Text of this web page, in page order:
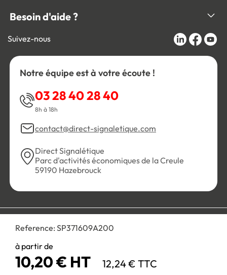
Reference: SP371609A200
à partir de
10,20 € HT 12,24 € TTC
Besoin d'aide ?
Suivez-nous
Notre équipe est à votre écoute !
03 28 40 28 40
8h à 18h
contact@direct-signaletique.com
Direct Signalétique
Parc d'activités économiques de la Creule
59190 Hazebrouck
Personnaliser les cookies
Paiement 100% sécurisé :